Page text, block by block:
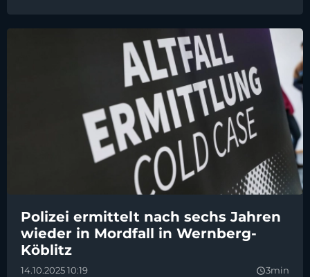
Polizei ermittelt nach sechs Jahren
wieder in Mordfall in Wernberg-
Köblitz
14.10.2025 10:19 query_builder3min